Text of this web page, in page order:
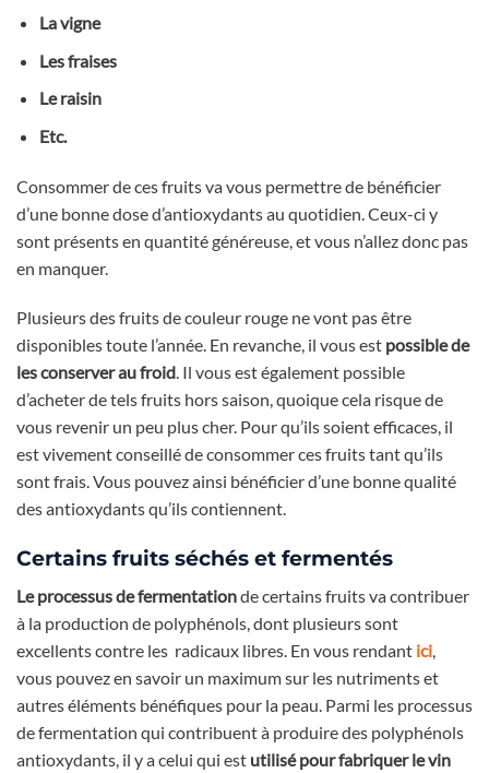
La vigne
Les fraises
Le raisin
Etc.
Consommer de ces fruits va vous permettre de bénéficier
d’une bonne dose d’antioxydants au quotidien. Ceux-ci y
sont présents en quantité généreuse, et vous n’allez donc pas
en manquer.
Plusieurs des fruits de couleur rouge ne vont pas être
disponibles toute l’année. En revanche, il vous est possible de
les conserver au froid. Il vous est également possible
d’acheter de tels fruits hors saison, quoique cela risque de
vous revenir un peu plus cher. Pour qu’ils soient efficaces, il
est vivement conseillé de consommer ces fruits tant qu’ils
sont frais. Vous pouvez ainsi bénéficier d’une bonne qualité
des antioxydants qu’ils contiennent.
Certains fruits séchés et fermentés
Le processus de fermentationde certains fruits va contribuer
à la production de polyphénols, dont plusieurs sont
excellents contre les radicaux libres. En vous rendant ici
vous pouvez en savoir un maximum sur les nutriments et
autres éléments bénéfiques pour la peau. Parmi les processus
de fermentation qui contribuent à produire des polyphénols
antioxydants, il y a celui qui est utilisé pour fabriquer le vin